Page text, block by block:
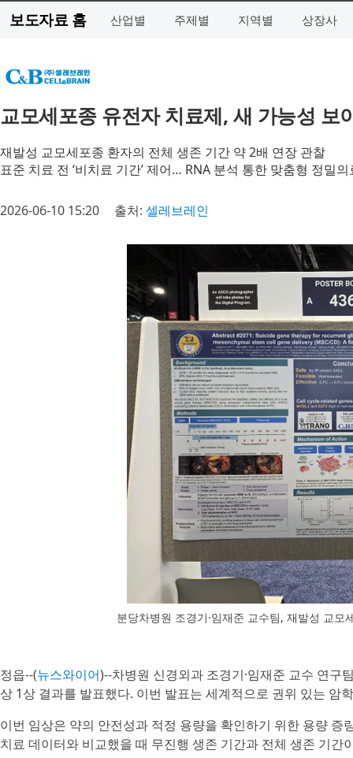
보도자료 홈 산업별 주제별 지역별 상장사
교모세포종 유전자 치료제, 새 가능성 보
재발성 교모세포종 환자의 전체 생존 기간 약 2배 연장 관찰
표준 치료 전 ‘비치료 기간’ 제어… RNA 분석 통한 맞춤형 정밀
2026-06-10 15:20 출처: 셀레브레인
분당차병원 조경기·임재준 교수팀, 재발성 교
정읍--(뉴스와이어)--차병원 신경외과 조경기·임재준 교수 연구
상 1상 결과를 발표했다. 이번 발표는 세계적으로 권위 있는 암
이번 임상은 약의 안전성과 적정 용량을 확인하기 위한 용량
치료 데이터와 비교했을 때 무진행 생존 기간과 전체 생존 기간